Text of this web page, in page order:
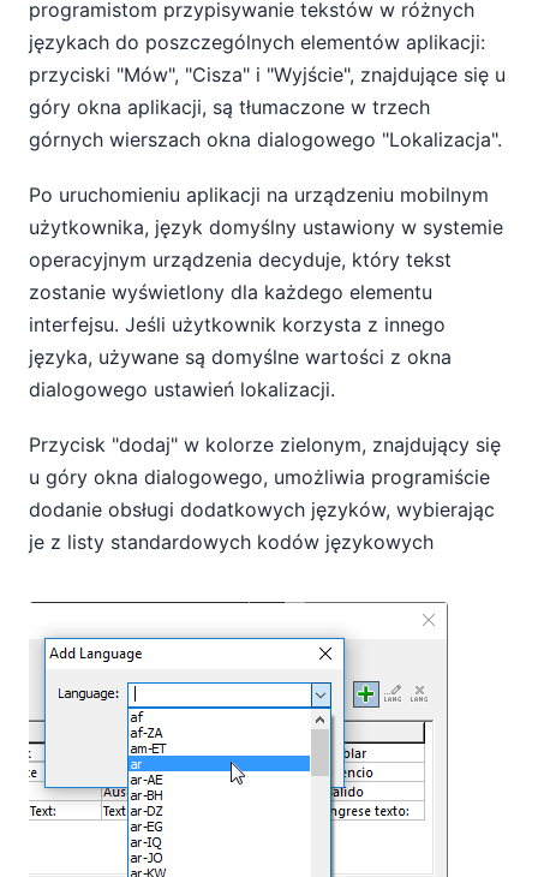
programistom przypisywanie tekstów w różnych
językach do poszczególnych elementów aplikacji:
przyciski "Mów", "Cisza" i "Wyjście", znajdujące się u
góry okna aplikacji, są tłumaczone w trzech
górnych wierszach okna dialogowego "Lokalizacja".
Po uruchomieniu aplikacji na urządzeniu mobilnym
użytkownika, język domyślny ustawiony w systemie
operacyjnym urządzenia decyduje, który tekst
zostanie wyświetlony dla każdego elementu
interfejsu. Jeśli użytkownik korzysta z innego
języka, używane są domyślne wartości z okna
dialogowego ustawień lokalizacji.
Przycisk "dodaj" w kolorze zielonym, znajdujący się
u góry okna dialogowego, umożliwia programiście
dodanie obsługi dodatkowych języków, wybierając
je z listy standardowych kodów językowych